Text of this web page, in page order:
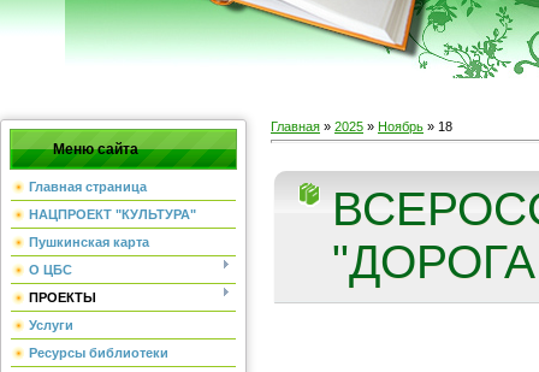
Меню сайта
Главная страница
НАЦПРОЕКТ "КУЛЬТУРА"
Пушкинская карта
О ЦБС
ПРОЕКТЫ
Услуги
Ресурсы библиотеки
Главная » 2025 » Ноябрь » 18